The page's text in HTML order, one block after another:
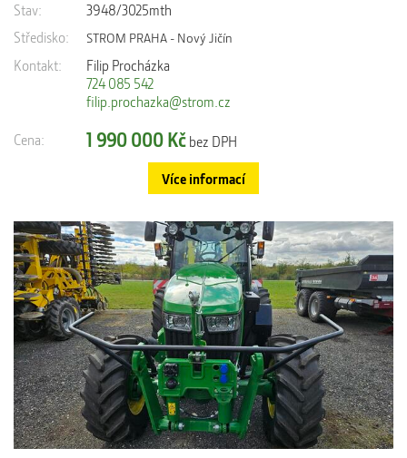
Stav:
3948/3025mth
Středisko:
STROM PRAHA - Nový Jičín
Kontakt:
Filip Procházka
724 085 542
filip.prochazka@strom.cz
Cena: 1 990 000 Kč bez DPH
Více informací